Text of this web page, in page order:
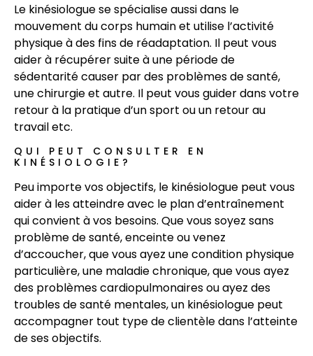
Le kinésiologue se spécialise aussi dans le
mouvement du corps humain et utilise l’activité
physique à des fins de réadaptation. Il peut vous
aider à récupérer suite à une période de
sédentarité causer par des problèmes de santé,
une chirurgie et autre. Il peut vous guider dans votre
retour à la pratique d’un sport ou un retour au
travail etc.
QUI PEUT CONSULTER EN
KINÉSIOLOGIE?
Peu importe vos objectifs, le kinésiologue peut vous
aider à les atteindre avec le plan d’entraînement
qui convient à vos besoins. Que vous soyez sans
problème de santé, enceinte ou venez
d’accoucher, que vous ayez une condition physique
particulière, une maladie chronique, que vous ayez
des problèmes cardiopulmonaires ou ayez des
troubles de santé mentales, un kinésiologue peut
accompagner tout type de clientèle dans l’atteinte
de ses objectifs.